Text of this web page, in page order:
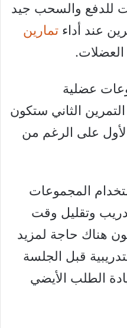
للدفع والسحب جيد
عند أداء تمارين
عضلية
الثاني ستكون
على الرغم من
المجموعات
وتقليل وقت
هناك حاجة لمزيد
قبل الجلسة
الطلب الأيضي